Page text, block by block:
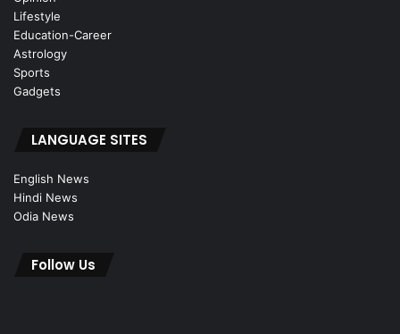
Lifestyle
Education-Career
Astrology
Sports
Gadgets
LANGUAGE SITES
English News
Hindi News
Odia News
Follow Us